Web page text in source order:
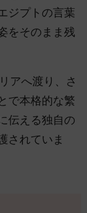
ジプトの言葉
をそのまま残
アへ渡り、さ
で本格的な繁
伝える独自の
されていま